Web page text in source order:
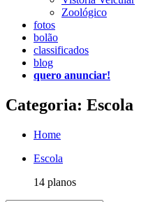
Zoológico
fotos
bolão
classificados
blog
quero anunciar!
Categoria: Escola
Home
Escola
14 planos